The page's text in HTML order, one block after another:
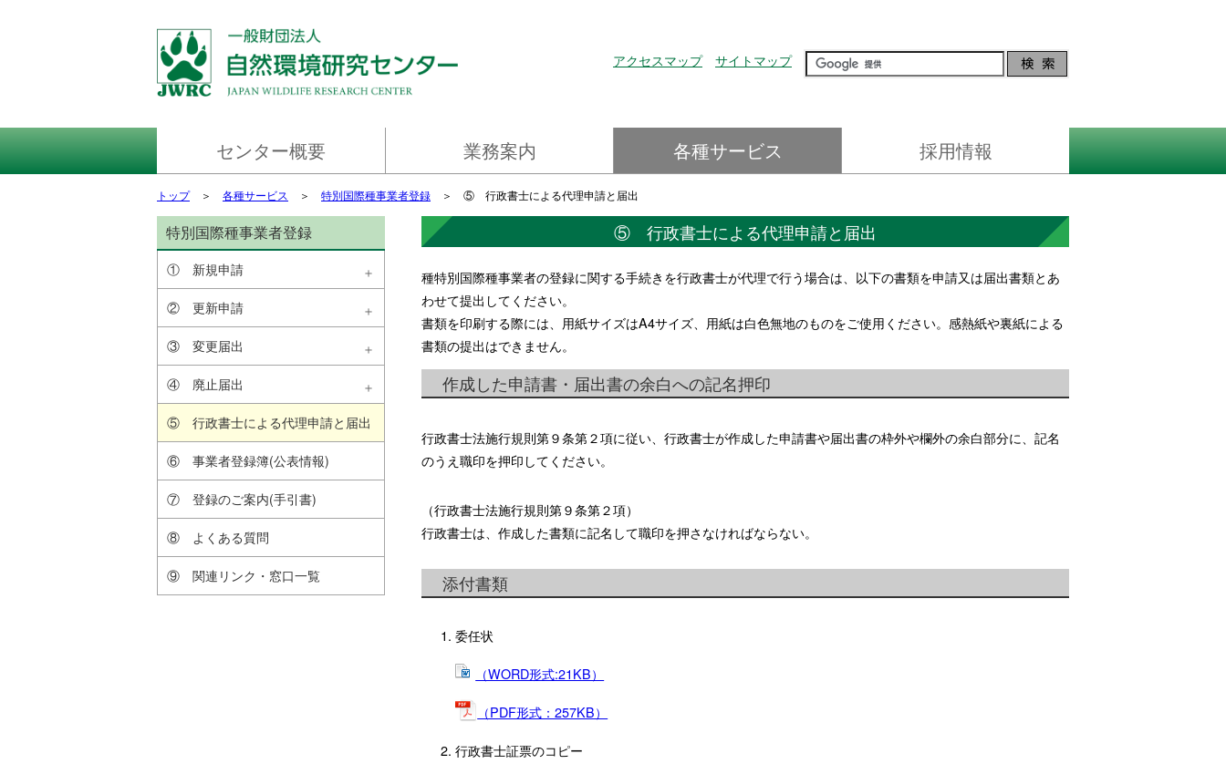
アクセスマップ サイトマップ
センター概要
ごあいさつ
センター情報
ミッション
財務資料
環境マネジメントシステム
次世代育成支援対策
女性活躍推進の取組
プライバシーポリシー
情報セキュリティ方針および情報
セキュリティマネジメントシステ
ム
アクセスマップ
リンク
業務案内
鳥獣の保護管理
希少種保全
外来種対策
自然環境に係るモニタリング
制度や政策の策定支援
危機管理のための迅速な対応
技術開発・普及啓発
実績・取組
各種サービス
国際希少種登録
生物分類技能検定
野鳥識別士試験
外来生物法第25条第1項に基づく証
明書の発行について
公益信託基金の公募
人材派遣
特別国際種事業者登録
生物写真ライブラリー
採用情報
トップ＞ 各種サービス ＞ 特別国際種事業者登録 ＞ ⑤ 行政書士による代理申請と届出
⑤ 行政書士による代理申請と届出
種特別国際種事業者の登録に関する手続きを行政書士が代理で行う場合は、以下の書類を申請又は届出書類とあ
わせて提出してください。
書類を印刷する際には、用紙サイズはA4サイズ、用紙は白色無地のものをご使用ください。感熱紙や裏紙による
書類の提出はできません。
作成した申請書・届出書の余白への記名押印
行政書士法施行規則第９条第２項に従い、行政書士が作成した申請書や届出書の枠外や欄外の余白部分に、記名
のうえ職印を押印してください。
（行政書士法施行規則第９条第２項）
行政書士は、作成した書類に記名して職印を押さなければならない。
添付書類
委任状
（WORD形式:21KB）
（PDF形式：257KB）
行政書士証票のコピー
特別国際種事業者登録
① 新規申請
② 更新申請
③ 変更届出
④ 廃止届出
⑤ 行政書士による代理申請と届出
⑥ 事業者登録簿(公表情報)
⑦ 登録のご案内(手引書)
⑧ よくある質問
⑨ 関連リンク・窓口一覧